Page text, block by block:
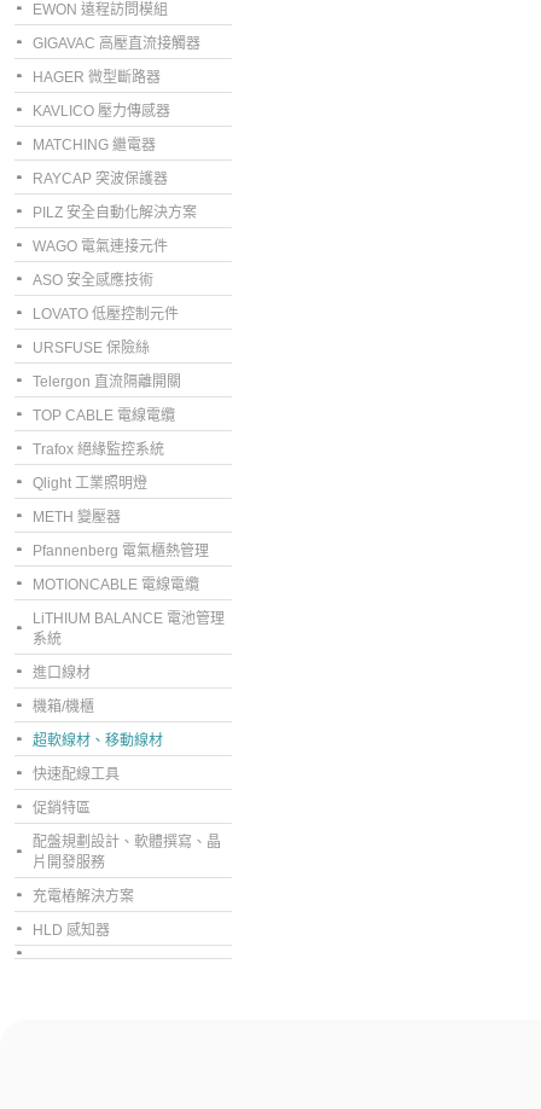
EWON 遠程訪問模組
GIGAVAC 高壓直流接觸器
HAGER 微型斷路器
KAVLICO 壓力傳感器
MATCHING 繼電器
RAYCAP 突波保護器
PILZ 安全自動化解決方案
WAGO 電氣連接元件
ASO 安全感應技術
LOVATO 低壓控制元件
URSFUSE 保險絲
Telergon 直流隔離開關
TOP CABLE 電線電纜
Trafox 絕緣監控系統
Qlight 工業照明燈
METH 變壓器
Pfannenberg 電氣櫃熱管理
MOTIONCABLE 電線電纜
LiTHIUM BALANCE 電池管理
系統
進口線材
機箱/機櫃
超軟線材、移動線材
快速配線工具
促銷特區
配盤規劃設計、軟體撰寫、晶
片開發服務
充電樁解決方案
HLD 感知器